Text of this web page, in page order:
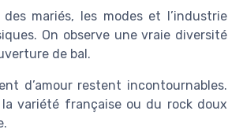
mariés, les modes et l’industrie
On observe une vraie diversité
de bal.
d’amour restent incontournables.
variété française ou du rock doux